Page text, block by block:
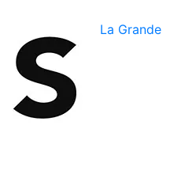
La Grande